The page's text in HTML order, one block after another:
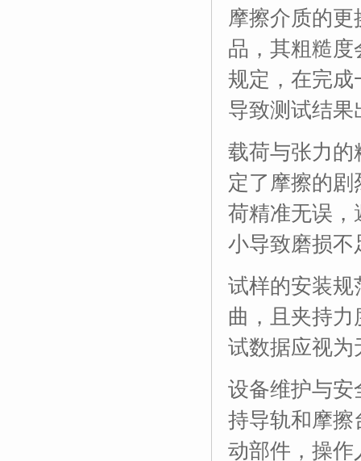
摩擦介质的
品，其粗糙
规定，在完成
导致测试结果
载荷与张力的
定了摩擦的
荷精准无误，
小导致磨损不
试样的安装规
曲，且夹持
试数据应视为
设备维护与安
持导轨和摩擦
动部件，操作